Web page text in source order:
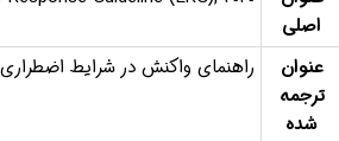
اصلی
عنوان
ترجمه
شده
راهنمای واکنش در شرایط اضطراری